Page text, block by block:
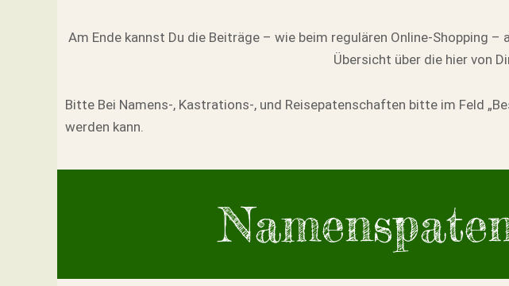
Am Ende kannst Du die Beiträge – wie beim regulären Online-Shopping
Übersicht über die hier von
Bitte Bei Namens-, Kastrations-, und Reisepatenschaften bitte im Feld
werden kann.